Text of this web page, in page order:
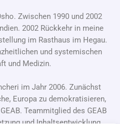
Zwischen 1990 und 2002
2002 Rückkehr in meine
im Rasthaus im Hegau.
und systemischen
und Medizin.
im Jahr 2006. Zunächst
Europa zu demokratisieren,
Teammitglied des GEAB